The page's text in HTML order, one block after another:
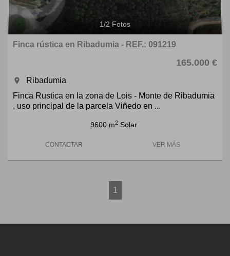
1/2 Fotos
Finca rústica en Ribadumia - REF.: 091219
165.000 €
room
Ribadumia
Finca Rustica en la zona de Lois - Monte de Ribadumia
, uso principal de la parcela Viñedo en ...
9600 m2 Solar
CONTACTAR VER MÁS
1